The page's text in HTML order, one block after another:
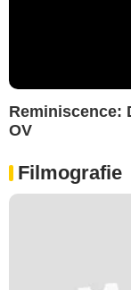
Reminiscence:
OV
Filmografie